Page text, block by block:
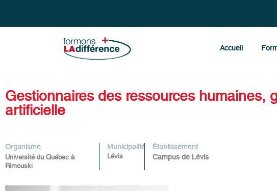
Accueil
Gestionnaires des ressources humaines,
artificielle
Organisme
Université du Québec à
Rimouski
Municipalité
Lévis
Établissement
Campus de Lévis